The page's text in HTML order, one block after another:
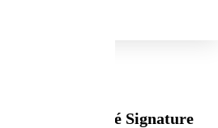
Testbericht: Chloé Signature